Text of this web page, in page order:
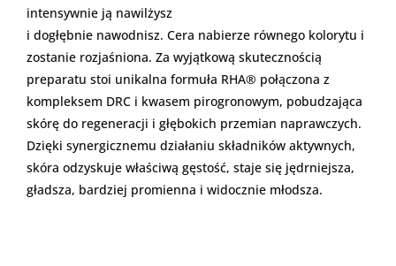
intensywnie ją nawilżysz
i dogłębnie nawodnisz. Cera nabierze równego kolorytu i
zostanie rozjaśniona. Za wyjątkową skutecznością
preparatu stoi unikalna formuła RHA® połączona z
kompleksem DRC i kwasem pirogronowym, pobudzająca
skórę do regeneracji i głębokich przemian naprawczych.
Dzięki synergicznemu działaniu składników aktywnych,
skóra odzyskuje właściwą gęstość, staje się jędrniejsza,
gładsza, bardziej promienna i widocznie młodsza.